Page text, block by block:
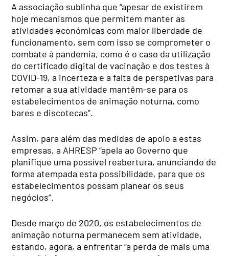
A associação sublinha que “apesar de existirem
hoje mecanismos que permitem manter as
atividades económicas com maior liberdade de
funcionamento, sem com isso se comprometer o
combate à pandemia, como é o caso da utilização
do certificado digital de vacinação e dos testes à
COVID-19, a incerteza e a falta de perspetivas para
retomar a sua atividade mantêm-se para os
estabelecimentos de animação noturna, como
bares e discotecas”.
Assim, para além das medidas de apoio a estas
empresas, a AHRESP “apela ao Governo que
planifique uma possível reabertura, anunciando de
forma atempada esta possibilidade, para que os
estabelecimentos possam planear os seus
negócios”.
Desde março de 2020, os estabelecimentos de
animação noturna permanecem sem atividade,
estando, agora, a enfrentar “a perda de mais uma